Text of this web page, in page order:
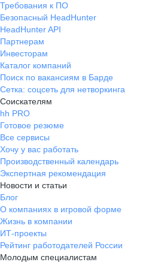
Требования к ПО
Безопасный HeadHunter
HeadHunter API
Партнерам
Инвесторам
Каталог компаний
Поиск по вакансиям в Барде
Сетка: соцсеть для нетворкинга
Соискателям
hh PRO
Готовое резюме
Все сервисы
Хочу у вас работать
Производственный календарь
Экспертная рекомендация
Новости и статьи
Блог
О компаниях в игровой форме
Жизнь в компании
ИТ-проекты
Рейтинг работодателей России
Молодым специалистам